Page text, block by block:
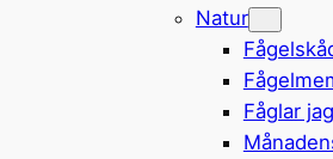
Natur
Fåglar